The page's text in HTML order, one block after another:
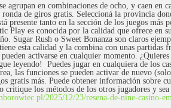
agrupan en combinaciones de ocho, y caen en
ronda de giros gratis. Seleccioná la provincia
presente tanto en la sección de los juegos más
Play es conocida por la calidad que ofrece en
Sugar Rush o Sweet Bonanza son claros
esta calidad y la combina con unas partidas
pueden activarse en cualquier momento.
leyendo! Puedes jugar en cualquiera de los
las funciones se pueden activar de nuevo
gratis más. Puede obtener información sobre
critique los métodos de los otros jugadores y sea
2025/12/23/resena-de-nine-casino-